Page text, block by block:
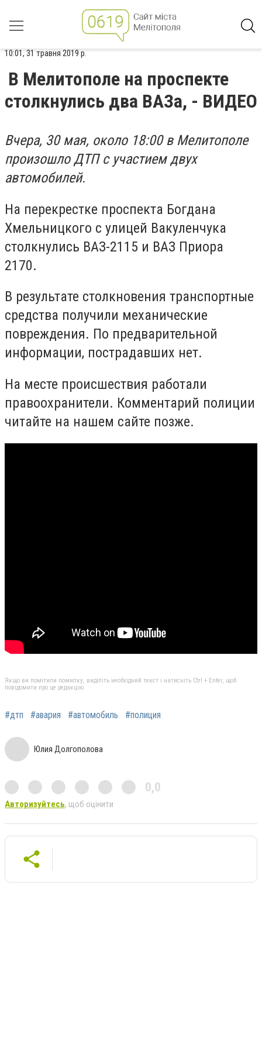
10:01, 31 травня 2019 р.
В Мелитополе на проспекте
столкнулись два ВАЗа, - ВИДЕО
Вчера, 30 мая, около 18:00 в Мелитополе
произошло ДТП с участием двух
автомобилей.
На перекрестке проспекта Богдана
Хмельницкого с улицей Вакуленчука
столкнулись ВАЗ-2115 и ВАЗ Приора
2170.
В результате столкновения транспортные
средства получили механические
повреждения. По предварительной
информации, пострадавших нет.
На месте происшествия работали
правоохранители. Комментарий полиции
читайте на нашем сайте позже.
Якщо ви помітили помилку, виділіть необхідний текст і натисніть Ctrl + Enter, щоб
повідомити про це редакцію
#дтп #авария #автомобиль #полиция
Юлия Долгополова
0,0
Авторизуйтесь, щоб оцінити